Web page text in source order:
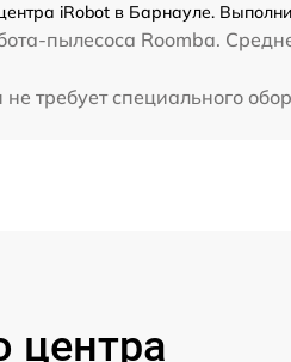
iRobot в Барнауле.
пылесоса Roomba.
требует специального
центра